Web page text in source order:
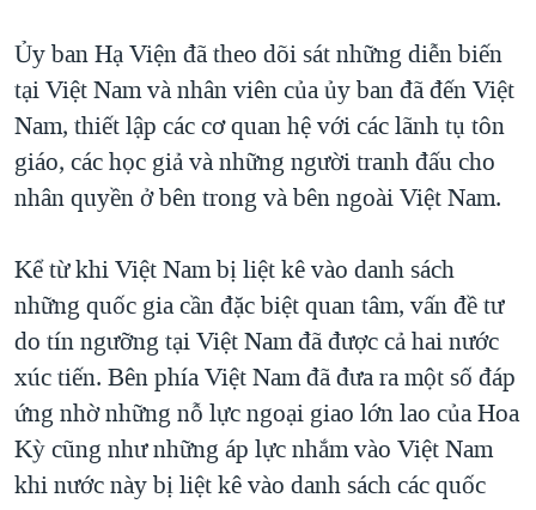
Ủy ban Hạ Viện đã theo dõi sát những diễn biến
tại Việt Nam và nhân viên của ủy ban đã đến Việt
Nam, thiết lập các cơ quan hệ với các lãnh tụ tôn
giáo, các học giả và những người tranh đấu cho
nhân quyền ở bên trong và bên ngoài Việt Nam.
Kể từ khi Việt Nam bị liệt kê vào danh sách
những quốc gia cần đặc biệt quan tâm, vấn đề tư
do tín ngưỡng tại Việt Nam đã được cả hai nước
xúc tiến. Bên phía Việt Nam đã đưa ra một số đáp
ứng nhờ những nỗ lực ngoại giao lớn lao của Hoa
Kỳ cũng như những áp lực nhắm vào Việt Nam
khi nước này bị liệt kê vào danh sách các quốc